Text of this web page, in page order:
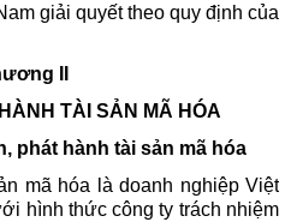
giải quyết theo quy định của
II
TÀI SẢN MÃ HÓA
phát hành tài sản mã hóa
mã hóa là doanh nghiệp Việt
hình thức công ty trách nhiệm